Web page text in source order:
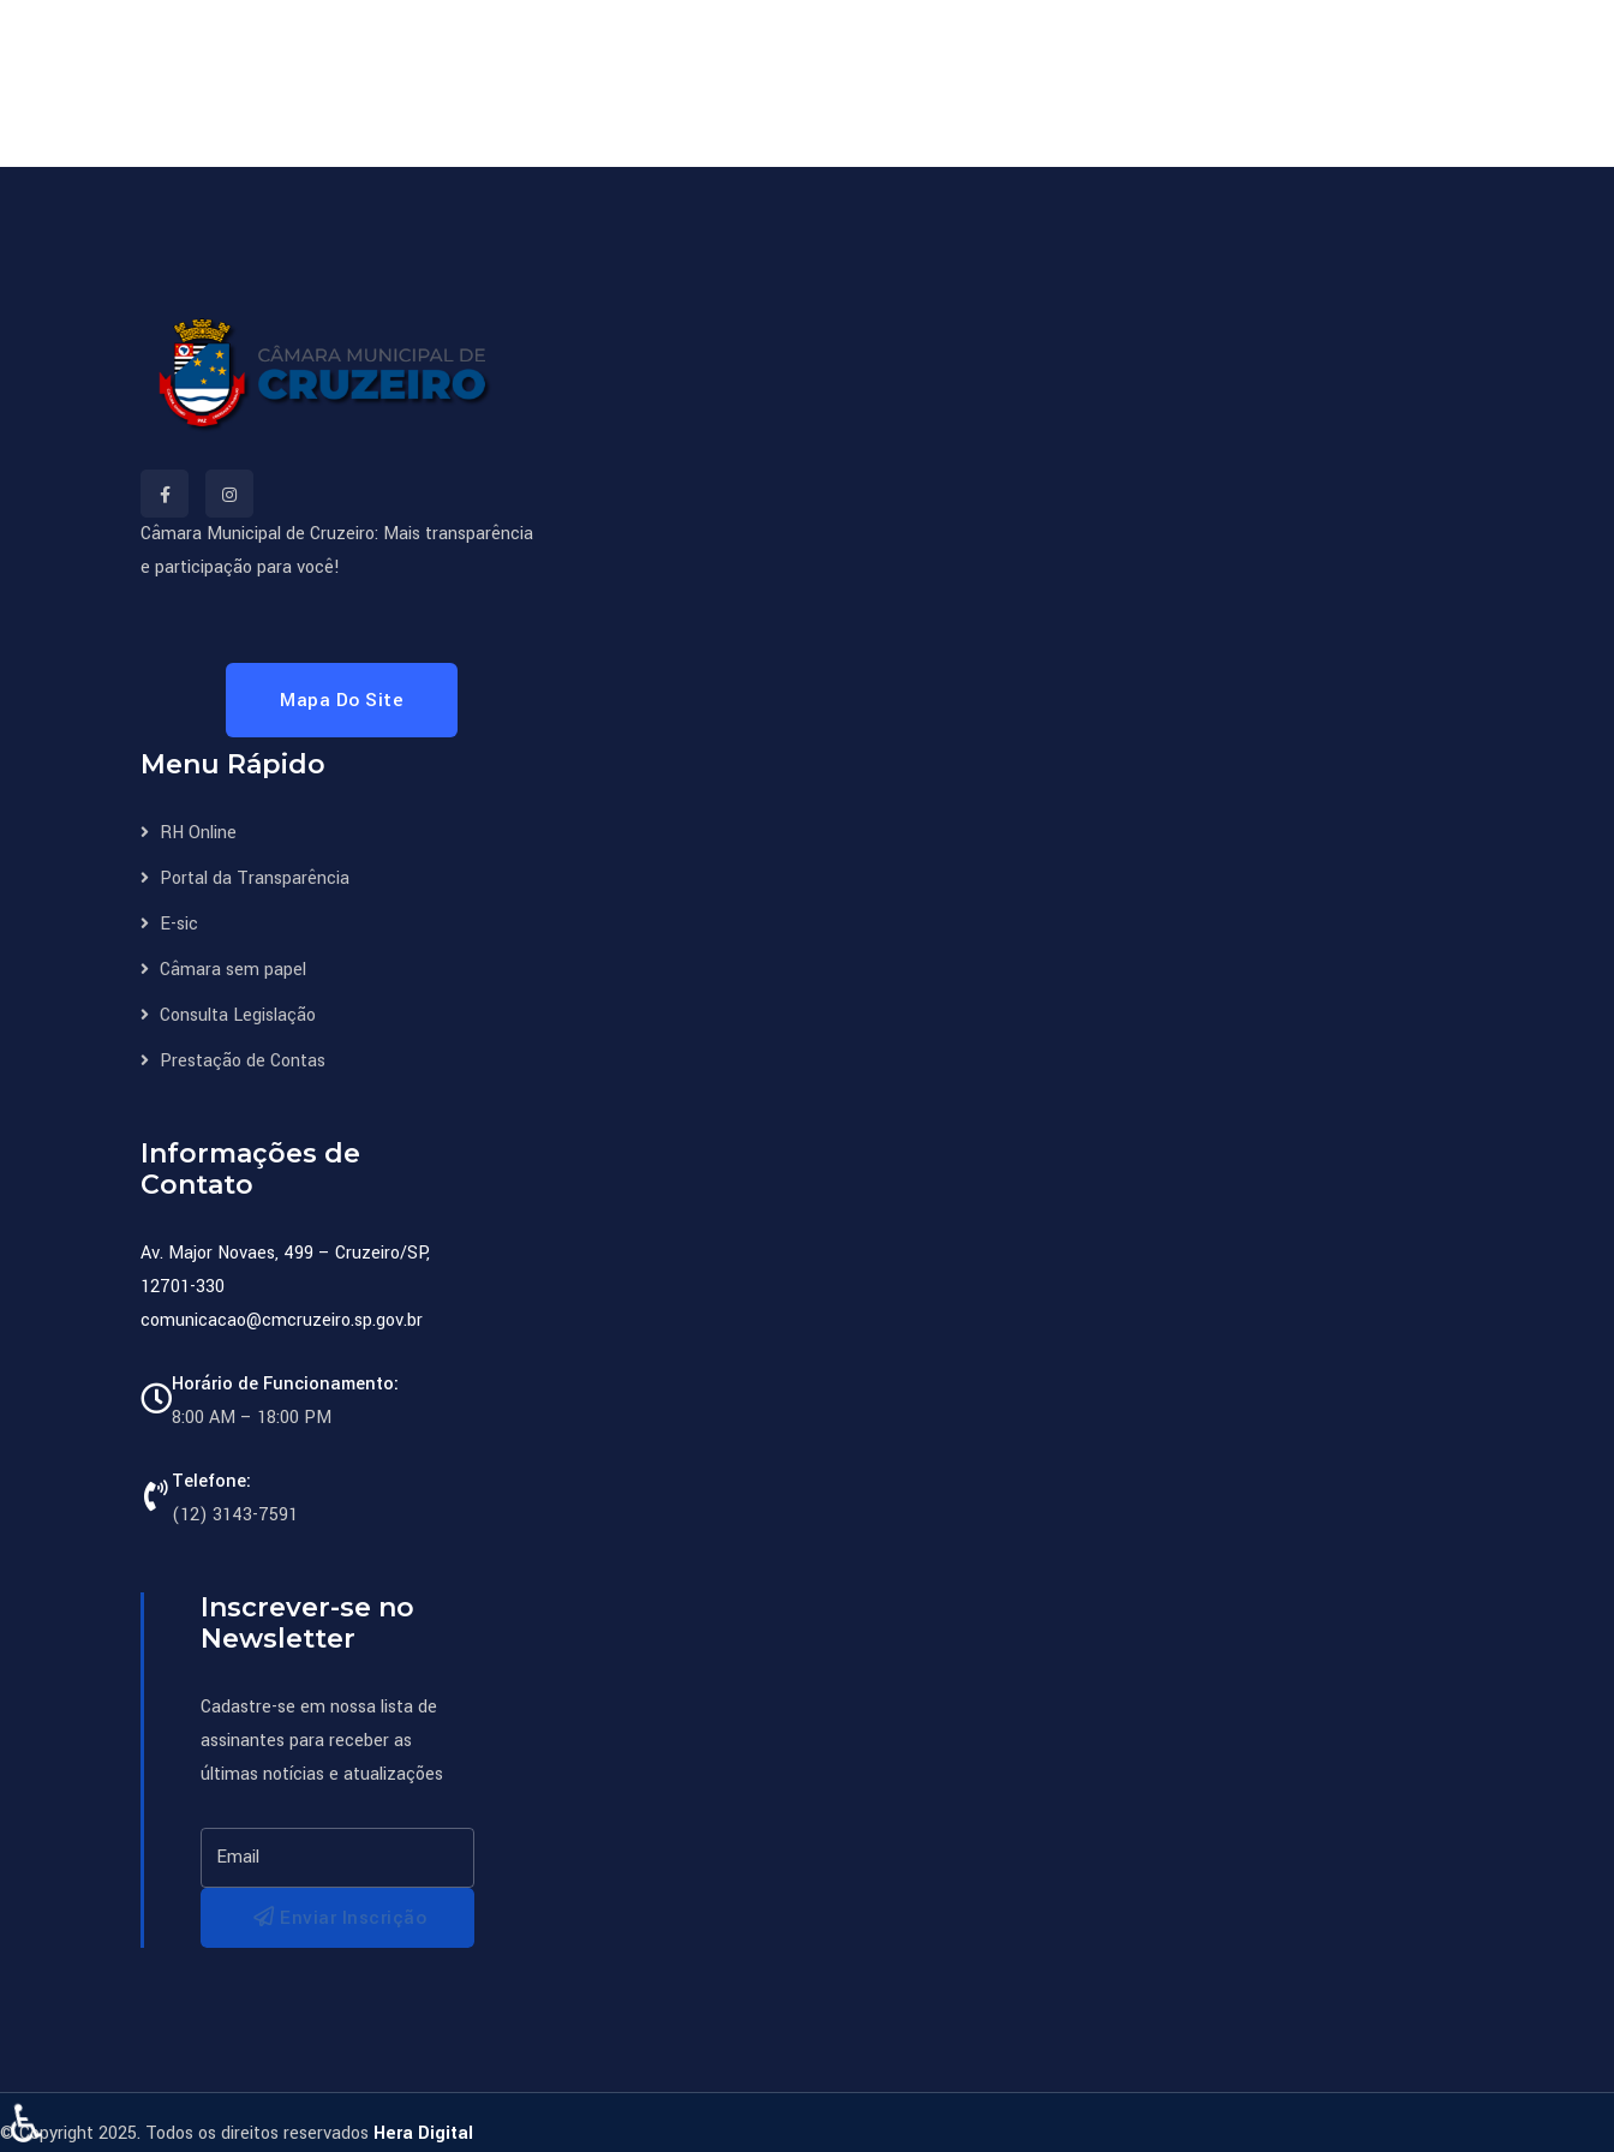
Câmara Municipal de Cruzeiro: Mais transparência
e participação para você!
Mapa Do Site
Menu Rápido
RH Online
Portal da Transparência
E-sic
Câmara sem papel
Consulta Legislação
Prestação de Contas
Informações de
Contato
Av. Major Novaes, 499 – Cruzeiro/SP,
12701-330
comunicacao@cmcruzeiro.sp.gov.br
Horário de Funcionamento:
8:00 AM – 18:00 PM
Telefone:
(12) 3143-7591
Inscrever-se no
Newsletter
Cadastre-se em nossa lista de
assinantes para receber as
últimas notícias e atualizações
Enviar Inscrição
© Copyright 2025. Todos os direitos reservados Hera Digital